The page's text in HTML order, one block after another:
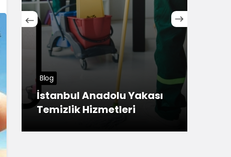
Blog
İstanbul Anadolu Yakası
Temizlik Hizmetleri